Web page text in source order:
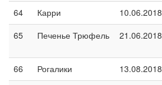
64
Карри 10.06.2018
65
Печенье Трюфель 21.06.2018
66
Рогалики 13.08.2018